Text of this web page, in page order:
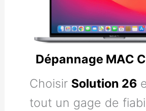
Dépannage MAC
Choisir Solution 26
tout un gage de